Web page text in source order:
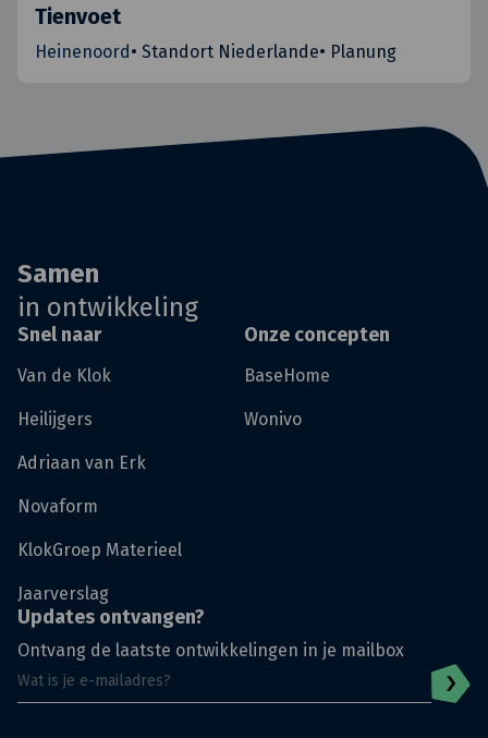
Tienvoet
Heinenoord • Standort Niederlande• Planung
Samen
in ontwikkeling
Snel naar
Van de Klok
Heilijgers
Adriaan van Erk
Novaform
KlokGroep Materieel
Jaarverslag
Onze concepten
BaseHome
Wonivo
Updates ontvangen?
Ontvang de laatste ontwikkelingen in je mailbox